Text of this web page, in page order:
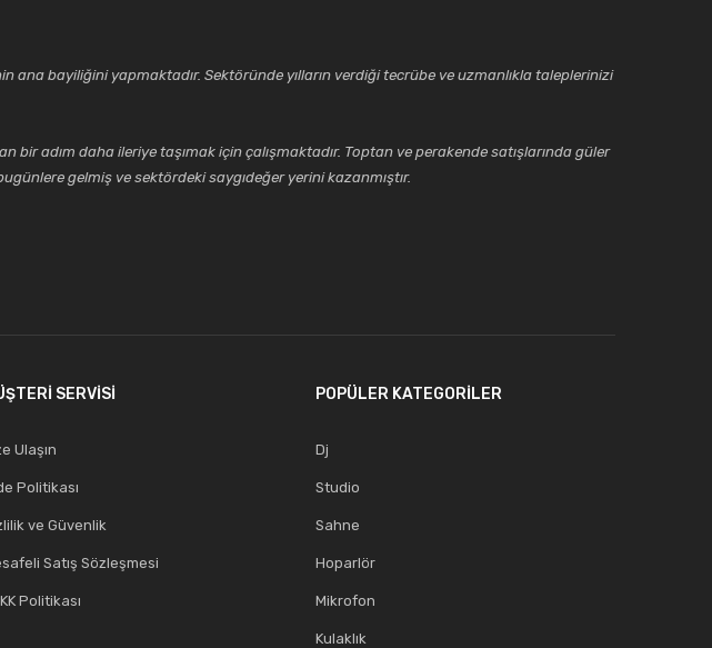
bayiliğini yapmaktadır. Sektöründe yılların verdiği tecrübe ve uzmanlıkla taleplerinizi
adım daha ileriye taşımak için çalışmaktadır. Toptan ve perakende satışlarında güler
gelmiş ve sektördeki saygıdeğer yerini kazanmıştır.
SERVİSİ
Ulaşın
Politikası
ve Güvenlik
Satış Sözleşmesi
Politikası
POPÜLER KATEGORİLER
Dj
Studio
Sahne
Hoparlör
Mikrofon
Kulaklık